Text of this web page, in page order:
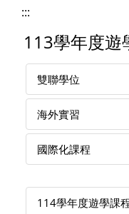
:::
113學年度遊
雙聯學位
海外實習
國際化課程
114學年度遊學課